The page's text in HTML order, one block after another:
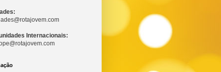
Internacionais: